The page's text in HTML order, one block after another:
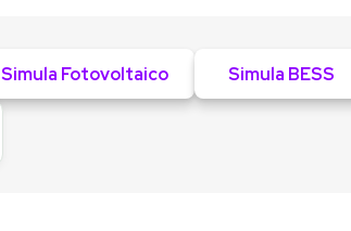
Simula Fotovoltaico Simula BESS